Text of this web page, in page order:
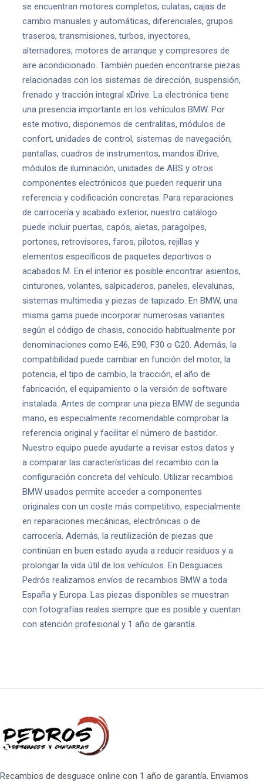
se encuentran motores completos, culatas, cajas de
cambio manuales y automáticas, diferenciales, grupos
traseros, transmisiones, turbos, inyectores,
alternadores, motores de arranque y compresores de
aire acondicionado. También pueden encontrarse piezas
relacionadas con los sistemas de dirección, suspensión,
frenado y tracción integral xDrive. La electrónica tiene
una presencia importante en los vehículos BMW. Por
este motivo, disponemos de centralitas, módulos de
confort, unidades de control, sistemas de navegación,
pantallas, cuadros de instrumentos, mandos iDrive,
módulos de iluminación, unidades de ABS y otros
componentes electrónicos que pueden requerir una
referencia y codificación concretas. Para reparaciones
de carrocería y acabado exterior, nuestro catálogo
puede incluir puertas, capós, aletas, paragolpes,
portones, retrovisores, faros, pilotos, rejillas y
elementos específicos de paquetes deportivos o
acabados M. En el interior es posible encontrar asientos,
cinturones, volantes, salpicaderos, paneles, elevalunas,
sistemas multimedia y piezas de tapizado. En BMW, una
misma gama puede incorporar numerosas variantes
según el código de chasis, conocido habitualmente por
denominaciones como E46, E90, F30 o G20. Además, la
compatibilidad puede cambiar en función del motor, la
potencia, el tipo de cambio, la tracción, el año de
fabricación, el equipamiento o la versión de software
instalada. Antes de comprar una pieza BMW de segunda
mano, es especialmente recomendable comprobar la
referencia original y facilitar el número de bastidor.
Nuestro equipo puede ayudarte a revisar estos datos y
a comparar las características del recambio con la
configuración concreta del vehículo. Utilizar recambios
BMW usados permite acceder a componentes
originales con un coste más competitivo, especialmente
en reparaciones mecánicas, electrónicas o de
carrocería. Además, la reutilización de piezas que
continúan en buen estado ayuda a reducir residuos y a
prolongar la vida útil de los vehículos. En Desguaces
Pedrós realizamos envíos de recambios BMW a toda
España y Europa. Las piezas disponibles se muestran
con fotografías reales siempre que es posible y cuentan
con atención profesional y 1 año de garantía.
Recambios de desguace online con 1 año de garantía. Enviamos